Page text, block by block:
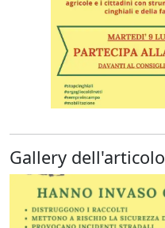
Gallery dell'articolo